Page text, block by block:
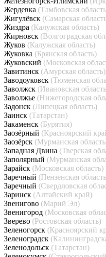
Жердевка (Тамбовская
Жигулёвск (Самарская
Жиздра (Калужская область)
Жирновск (Волгоградская
Жуков (Калужская область)
Жуковка (Брянская область)
Жуковский (Московская
Завитинск (Амурская область)
Заводоуковск (Тюменская
Заволжск (Ивановская
Заволжье (Нижегородская
Задонск (Липецкая область)
Заинск (Татарстан)
Закаменск (Бурятия)
Заозёрный (Красноярский
Заозёрск (Мурманская
Западная Двина (Тверская
Заполярный (Мурманская
Зарайск (Московская область)
Заречный (Пензенская
Заречный (Свердловская
Заринск (Алтайский край)
Звенигово (Марий Эл)
Звенигород (Московская
Зверево (Ростовская область)
Зеленогорск (Красноярский
Зеленоградск
Зеленодольск (Татарстан)